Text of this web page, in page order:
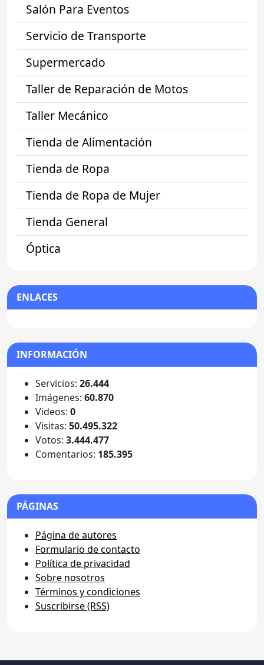
Salón Para Eventos
Servicio de Transporte
Supermercado
Taller de Reparación de Motos
Taller Mecánico
Tienda de Alimentación
Tienda de Ropa
Tienda de Ropa de Mujer
Tienda General
Óptica
ENLACES
INFORMACIÓN
Servicios: 26.444
Imágenes: 60.870
Videos: 0
Visitas: 50.495.322
Votos: 3.444.477
Comentarios: 185.395
PÁGINAS
Página de autores
Formulario de contacto
Política de privacidad
Sobre nosotros
Términos y condiciones
Suscribirse (RSS)